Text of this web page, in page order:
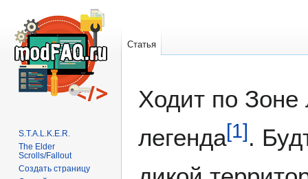
кк
Ходит по
легенда[1].
Статья
S.T.A.L.K.E.R.
The Elder
Scrolls/Fallout
Создать страницу